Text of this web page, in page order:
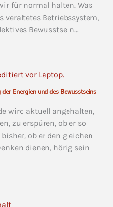
für normal halten. Was
veraltetes Betriebssystem,
Bewusstsein…
Energien und des Bewusstseins
wird aktuell angehalten,
zu erspüren, ob er so
ob er den gleichen
dienen, hörig sein